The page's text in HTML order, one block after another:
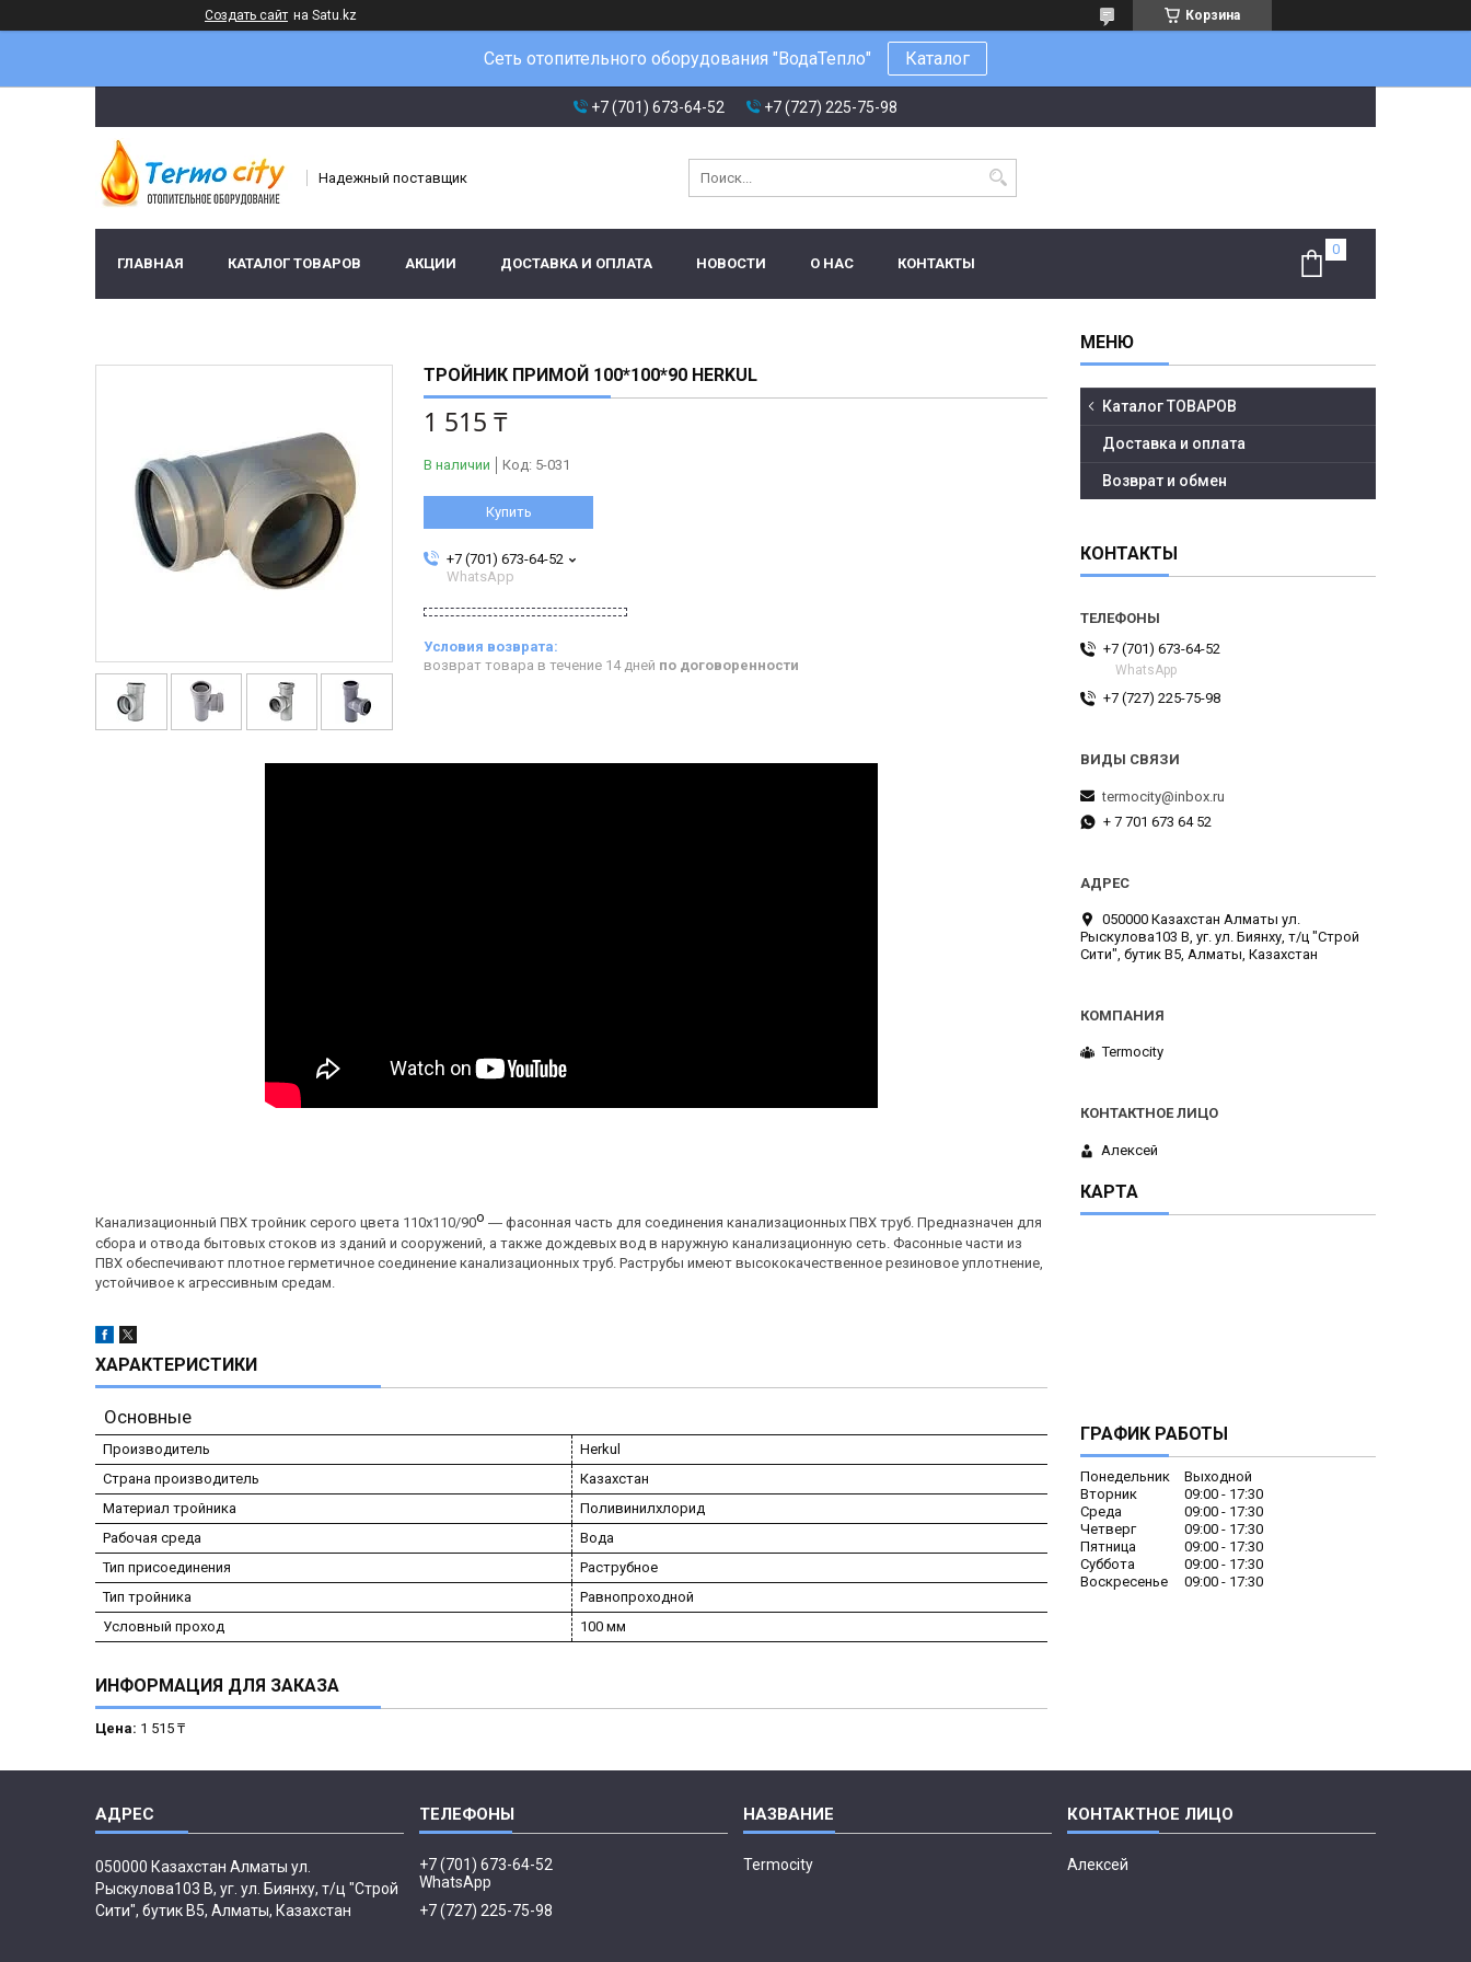
Создать сайт на Satu.kz Корзина
Сеть отопительного оборудования "ВодаТепло" Каталог
+7 (701) 673-64-52 +7 (727) 225-75-98
Надежный поставщик
ГЛАВНАЯ КАТАЛОГ ТОВАРОВ АКЦИИ ДОСТАВКА И ОПЛАТА НОВОСТИ О НАС КОНТАКТЫ
ТРОЙНИК ПРИМОЙ 100*100*90 HERKUL
1 515 ₸
В наличии Код: 5-031
Купить
+7 (701) 673-64-52
WhatsApp
возврат товара в течение 14 дней по договоренности
Канализационный ПВХ тройник серого цвета 110х110/90о ― фасонная часть для соединения канализационных ПВХ труб. Предназначен для
сбора и отвода бытовых стоков из зданий и сооружений, а также дождевых вод в наружную канализационную сеть. Фасонные части из
ПВХ обеспечивают плотное герметичное соединение канализационных труб. Раструбы имеют высококачественное резиновое уплотнение,
устойчивое к агрессивным средам.
ХАРАКТЕРИСТИКИ
Основные
Производитель
Herkul
Страна производитель
Казахстан
Материал тройника
Поливинилхлорид
Рабочая среда
Вода
Тип присоединения
Раструбное
Тип тройника
Равнопроходной
Условный проход
100 мм
ИНФОРМАЦИЯ ДЛЯ ЗАКАЗА
Цена: 1 515 ₸
Каталог ТОВАРОВ
Доставка и оплата
Возврат и обмен
КОНТАКТЫ
+7 (701) 673-64-52
WhatsApp
+7 (727) 225-75-98
termocity@inbox.ru
+ 7 701 673 64 52
050000 Казахстан Алматы ул.
Рыскулова103 В, уг. ул. Биянху, т/ц "Строй
Сити", бутик В5, Алматы, Казахстан
Termocity
Алексей
КАРТА
ГРАФИК РАБОТЫ
Понедельник
Выходной
Вторник
09:00
17:30
Среда
09:00
17:30
Четверг
09:00
17:30
Пятница
09:00
17:30
Суббота
09:00
17:30
Воскресенье
09:00 17:30
050000 Казахстан Алматы ул.
Рыскулова103 В, уг. ул. Биянху, т/ц "Строй
Сити", бутик В5, Алматы, Казахстан
+7 (701) 673-64-52
WhatsApp
+7 (727) 225-75-98
Termocity Алексей